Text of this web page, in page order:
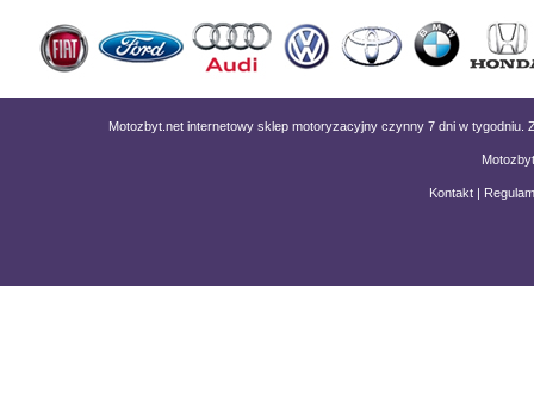
Motozbyt.net internetowy sklep motoryzacyjny czynny 7 dni w
Kontakt|